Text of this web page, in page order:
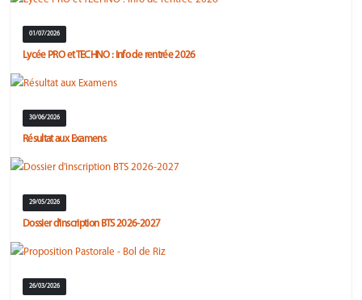
01/07/2026
Lycée PRO et TECHNO : Info de rentrée 2026
30/06/2026
Résultat aux Examens
29/05/2026
Dossier d'inscription BTS 2026-2027
26/03/2026